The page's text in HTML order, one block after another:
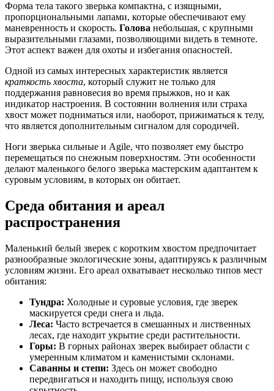
Форма тела такого зверька компактна, с изящными,
пропорциональными лапами, которые обеспечивают ему
маневренность и скорость. Голова небольшая, с крупными
выразительными глазами, позволяющими видеть в темноте.
Этот аспект важен для охоты и избегания опасностей.
Одной из самых интересных характеристик является
краткость хвоста, который служит не только для
поддержания равновесия во время прыжков, но и как
индикатор настроения. В состоянии волнения или страха
хвост может подниматься или, наоборот, прижиматься к телу,
что является дополнительным сигналом для сородичей.
Ноги зверька сильные и Agile, что позволяет ему быстро
перемещаться по снежным поверхностям. Эти особенности
делают маленького белого зверька мастерским адаптантем к
суровым условиям, в которых он обитает.
Среда обитания и ареал
распространения
Маленький белый зверек с коротким хвостом предпочитает
разнообразные экологические зоны, адаптируясь к различным
условиям жизни. Его ареал охватывает несколько типов мест
обитания:
Тундра: Холодные и суровые условия, где зверек
маскируется среди снега и льда.
Леса: Часто встречается в смешанных и лиственных
лесах, где находит укрытие среди растительности.
Горы: В горных районах зверек выбирает области с
умеренным климатом и каменистыми склонами.
Саванны и степи: Здесь он может свободно
передвигаться и находить пищу, используя свою